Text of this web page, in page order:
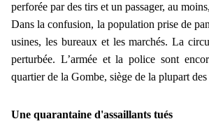
perforée par des tirs et un passager, au
Dans la confusion, la population prise de
usines, les bureaux et les marchés. La
perturbée. L’armée et la police sont
quartier de la Gombe, siège de la plupart
Une quarantaine d'assaillants tués